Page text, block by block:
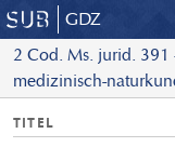
GDZ
2 Cod. Ms. jurid. 391
medizinisch-
I
TITEL